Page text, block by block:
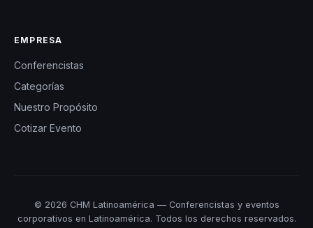
EMPRESA
Conferencistas
Categorías
Nuestro Propósito
Cotizar Evento
© 2026 CHM Latinoamérica — Conferencistas y eventos
corporativos en Latinoamérica. Todos los derechos reservados.